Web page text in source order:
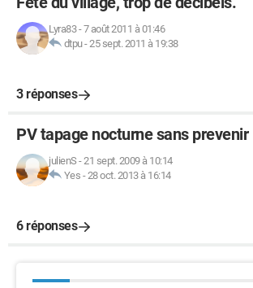
Lyra83-7 août 2011 à 01:46
dtpu-25 sept. 2011 à 19:38
3 réponses
PV tapage nocturne sans prevenir
julienS -21 sept. 2009 à 10:14
Yes -28 oct. 2013 à 16:14
6 réponses